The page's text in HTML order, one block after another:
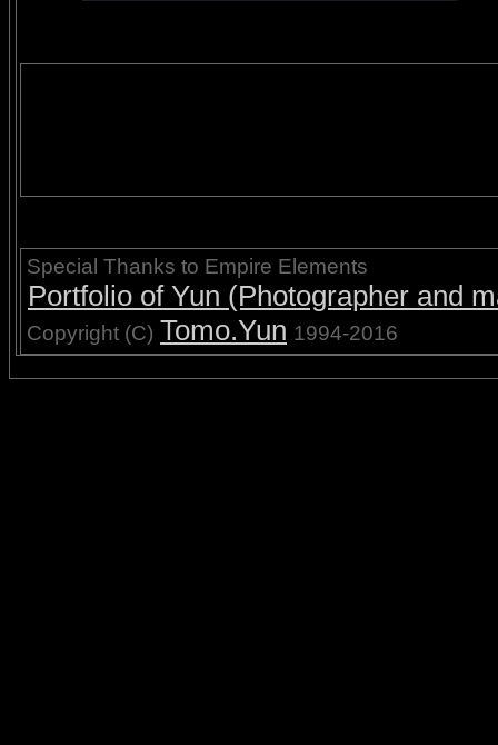
Special Thanks to Empire Elements
Portfolio of Yun (Photographer and
Copyright (C) Tomo.Yun 1994-2016